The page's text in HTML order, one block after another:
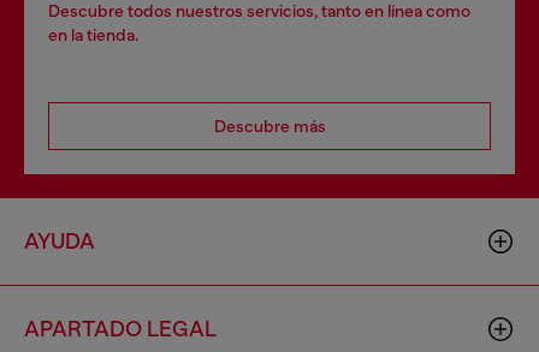
Descubre todos nuestros servicios, tanto en línea como
en la tienda.
Descubre más
AYUDA
APARTADO LEGAL